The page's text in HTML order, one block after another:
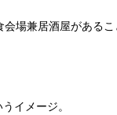
場兼居酒屋がある
イメージ。